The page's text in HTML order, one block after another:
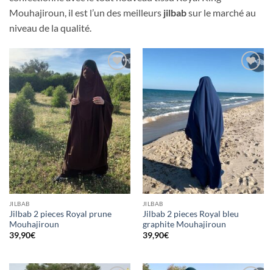
Mouhajiroun, il est l’un des meilleurs jilbabsur le marché au
niveau de la qualité.
Ajouter
à la liste
d’envies
JILBAB
Jilbab 2 pieces Royal prune
Mouhajiroun
39,90€
d’envies
JILBAB
Jilbab 2 pieces Royal bleu
graphite Mouhajiroun
39,90€